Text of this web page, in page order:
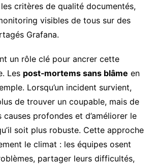
critères de qualité documentés,
visibles de tous sur des
Grafana.
un rôle clé pour ancrer cette
Les post‑mortems sans blâme en
Lorsqu’un incident survient,
de trouver un coupable, mais de
profondes et d’améliorer le
soit plus robuste. Cette approche
le climat : les équipes osent
partager leurs difficultés,